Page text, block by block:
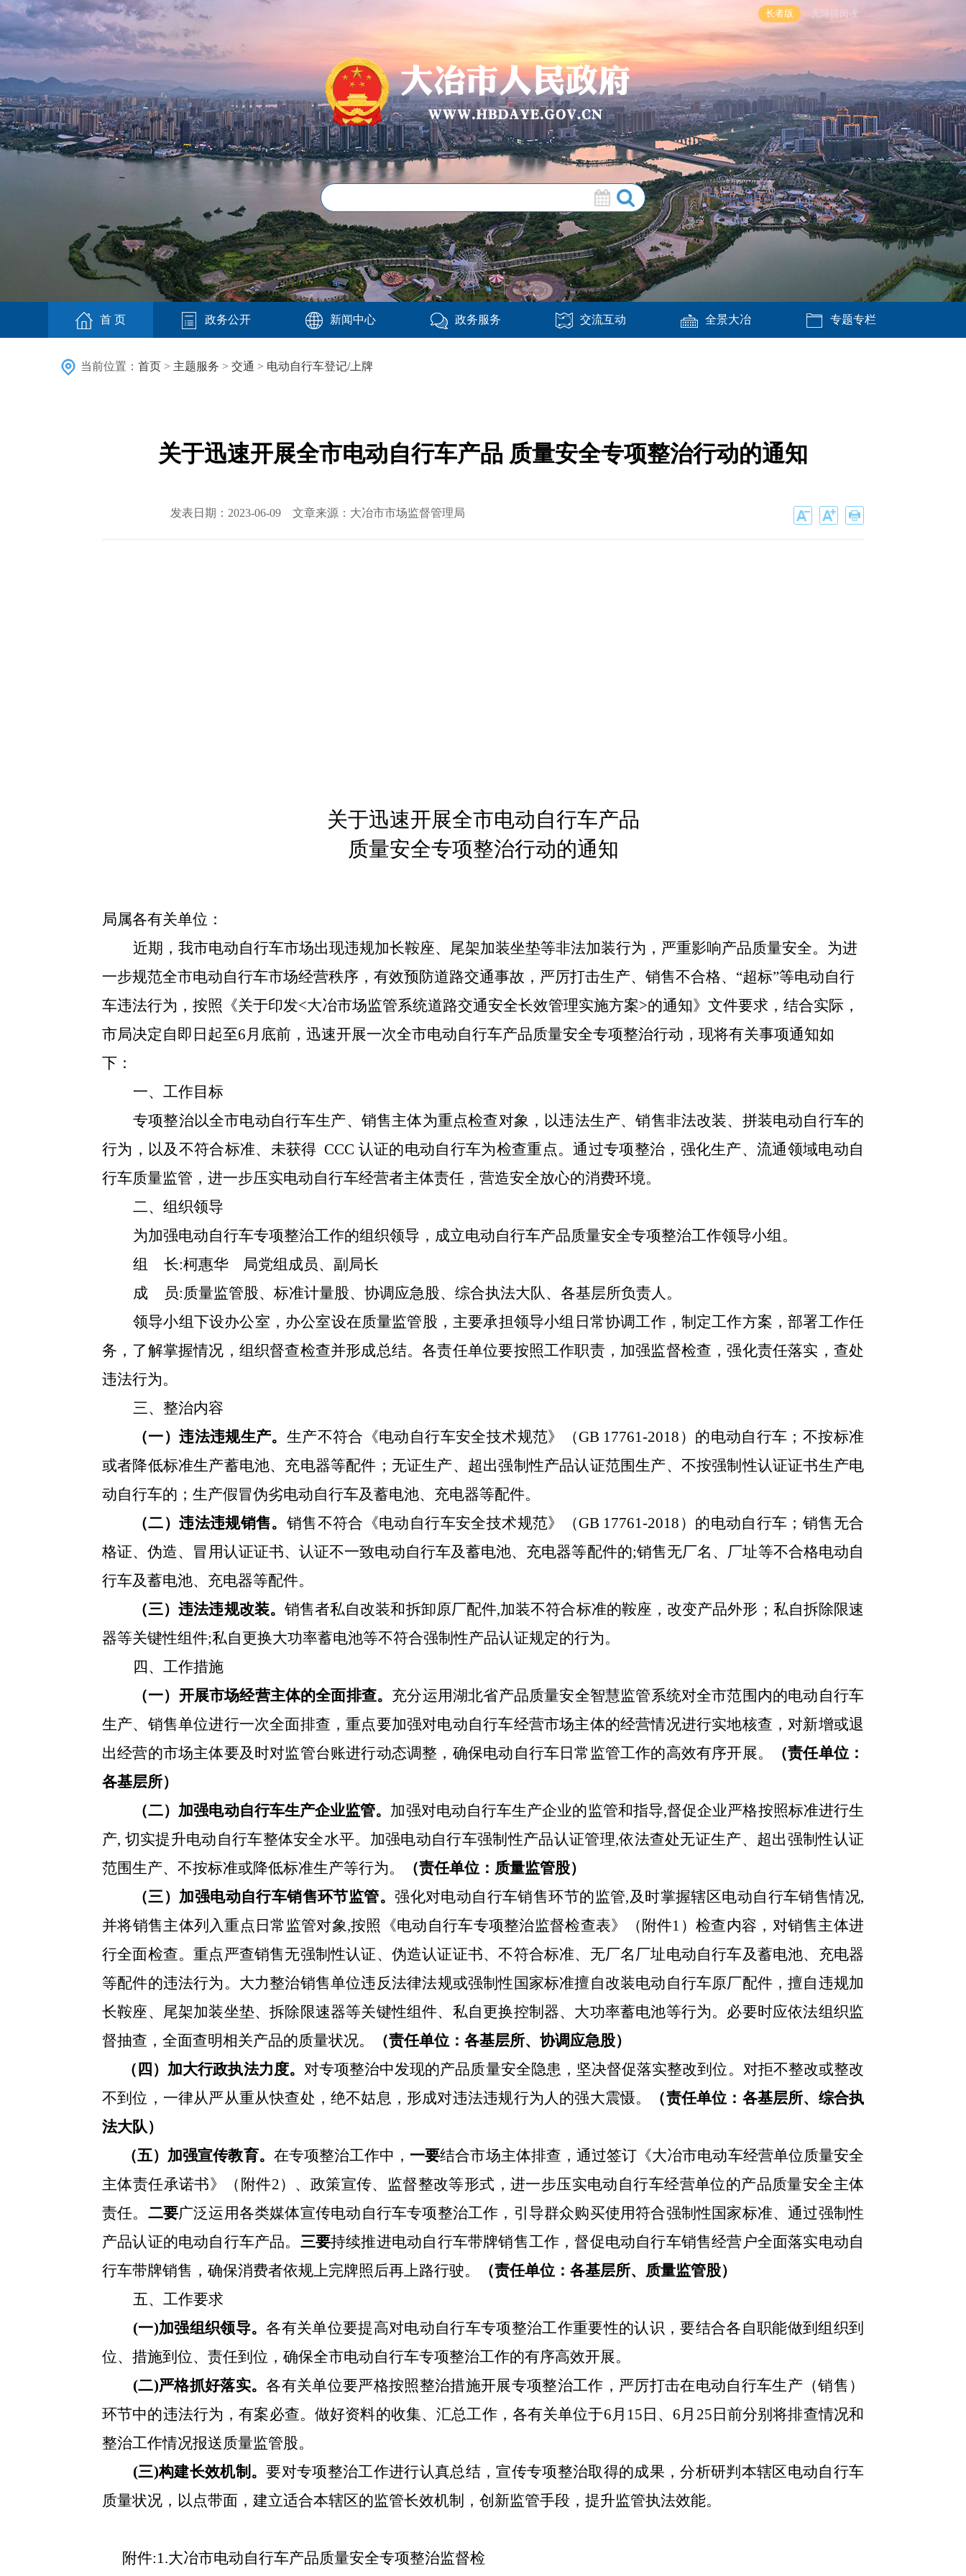
长者版 无障碍阅读
首 页 政务公开 新闻中心 政务服务 交流互动 全景大冶 专题专栏
当前位置： 首页 > 主题服务 > 交通 > 电动自行车登记/上牌
关于迅速开展全市电动自行车产品 质量安全专项整治行动的通知
发表日期：2023-06-09 文章来源：大冶市市场监督管理局
关于迅速开展全市电动自行车产品
质量安全专项整治行动的通知
局属各有关单位：
近期，我市电动自行车市场出现违规加长鞍座、尾架加装坐垫等非法加装行为，严重影响产品质量安全。 为进
一步规范全市电动自行车市场经营秩序，有效预防道路交通事故，严厉打击生产、销售不合格、 “超标”等电动自行
车违法行为，按照《关于印发<大冶市场监管系统道路交通安全长效管理实施方案>的通知》文件要求，结合实际 ，
市局决定自即日起至6月底前， 迅速开展一次全市电动自行车产品质量安全专项整治行动，现将有关事项通知如
下：
一、工作目标
专项整治以全市电动自行车生产、销售主体为重点检查对象，以违法生产、销售非法改装、拼装电动自行车的
行为 ，以及 不符合标准、未获得 CCC 认证的电动自行车为检查重点。通过专项整治，强化生产、流通领域电动自
行车质量监管，进一步压实电动自行车经营者主体责任，营造安全放心的消费环境。
二、 组织领导
为加强电动自行车专项整治工作的组织领导，成立电动自行车产品质量安全专项整治工作领导小组。
组
长:柯惠华 局党组成员、副局长
成
员:质量监管股、 标准计量股、协调应急股、 综合执法大队、各基层所负责人。
领导小组下设办公室 ，办公室设在质量监管股 ，主要承担领导小组日常协调工作，制定工作方案，部署工作任
务，了解掌握情况，组织督查检查并形成总结。各责任单位要按照工作职责，加强监督检查，强化责任落实，查处
违法行为。
三、 整治内容
（一）违法违规生产。 生产不符合《电动自行车安全技术规范》（GB 17761-2018）的电动自行车；不按标准
或者降低标准生产蓄电池、充电器等配件；无证生产、超出强制性产品认证范围生产、不按强制性认证证书生产电
动自行车的；生产假冒伪劣电动自行车及蓄电池、充电器等配件。
（二）违法违规销售。 销售不符合《电动自行车安全技术规范》（GB 17761-2018）的电动自行车；销售无合
格证、伪造、冒用认证证书、认证不一致电动自行车及蓄电池、充电器等配件的;销售无厂名、厂址等不合格电动自
行车及蓄电池、充电器等配件。
（三）违法违规改装。 销售者私自改装和拆卸原厂配件,加装不符合标准的鞍座，改变产品外形； 私自拆除限速
器等关键性组件;私自更换大功率蓄电池等不符合强制性产品认证规定的行为。
四、工作措施
（一） 开展市场经营主体的全面排查。 充分运用湖北省产品质量安全智慧监管系统对全市范围内的电动自行车
生产、销售单位进行一次全面排查，重点要加强对电动自行车经营市场主体的经营情况进行实地核查，对新增或退
出经营的市场主体要及时对监管台账进行动态调整，确保电动自行车日常监管工作的高效有序开展。
（责任单位：
各基层所）
（二） 加强电动自行车生产企业监管。 加强对电动自行车生产企业的监管和指导,督促企业严格按照标准进行生
产, 切实提升电动自行车整体安全水平。加强电动自行车强制性产品认证管理,依法查处无证生产、超出强制性认证
范围生产、不按标准或降低标准生产等行为。
（责任单位：质量监管股）
（三）加强电动自行车销售环节监管。强化对电动自行车销售环节的监管,及时掌握辖区电动自行车销售情况,
并将销售主体列入重点 日常 监管对象,按照《电动自行车专项整治监督检查表》（附件1 ）检查内容，对销售主体进
行全面检查。重点严查销售无强制性认证、伪造认证证书、不符合标准、无厂名厂址电动自行车及蓄电池、充电器
等配件的违法行为。大力整治销售单位违反法律法规或强制性国家标准擅自改装电动自行车原厂配件 ，擅自违规加
长鞍座、尾架加装坐垫、拆除限速器等关键性组件、私自更换控制器、 大功率蓄电池等行为。 必要时应依法组织监
督抽查，全面查明相关产品的质量状况。
（责任单位：各基层所、协调应急股）
（四）加大行政执法力度。 对专项整治中发现的产品质量安全隐患，坚决督促落实整改到位。对拒不整改或整改
不到位，一律从严从重从快查处，绝不姑息，形成对违法违规行为人的强大震慑。
（责任单位：各基层所、综合执
法大队）
（五）加强宣传教育。 在专项整治工作中， 一要结合市场主体排查，通过签订《大冶市电动车经营单位质量安全
主体责任承诺书》（附件2）、政策宣传、监督整改等形式，进一步压实电动自行车经营单位的产品质量安全主体
责任。 二要广泛运用各类媒体宣传电动自行车专项整治工作，引导群众购买使用符合强制性国家标准、通过强制性
产品认证的电动自行车产品。 三要持续推进电动自行车带牌销售工作，督促电动自行车销售经营户全面落实电动自
行车带牌销售 ， 确保消费者依规上完牌照后再上路行驶。
（责任单位：各基层所、质量监管股）
五、工作要求
(一)加强组织领导。各有关单位要提高对电动自行车专项整治工作重要性的认识，要结合各自职能做到组织到
位、措施到位、责任到位，确保全市电动自行车专项整治工作的有序高效开展。
(二)严格抓好落实。各有关单位要严格按照整治措施开展专项整治工作，严厉打击在电动自行车生产（销售）
环节中的违法行为，有案必查。做好资料的收集、汇总工作，各有关单位于6月 15 日 、 6月25日 前分别将排查情况和
整治工作情况报送质量监管股。
(三)构建长效机制。要对专项整治工作进行认真总结，宣传专项整治取得的成果，分析研判本辖区电动自行车
质量状况，以点带面，建立适合本辖区的监管长效机制，创新监管手段，提升监管执法效能。
附件:1.大冶市电动自行车产品质量安全专项整治监督检